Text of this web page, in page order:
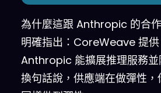
為什麼這跟 Anthropic 的合
明確指出：CoreWeave 提
Anthropic 能擴展推理服務並
換句話說，供應端在做彈性